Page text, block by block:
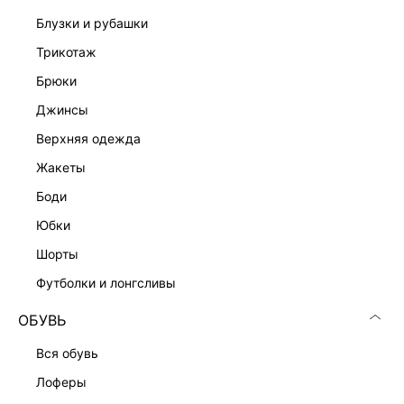
блузки и рубашки
трикотаж
брюки
джинсы
верхняя одежда
жакеты
боди
юбки
шорты
футболки и лонгсливы
ОБУВЬ
вся обувь
лоферы
Скачать
КАТАЛОГ
КОМПАНИЯ
КЛИЕНТАМ